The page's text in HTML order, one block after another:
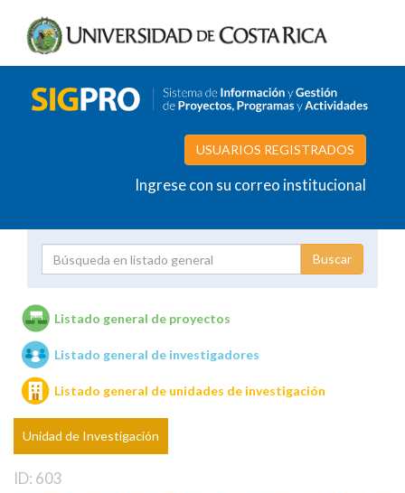
USUARIOS REGISTRADOS
Ingrese con su correo institucional
Unidades de investigación
Listado general de proyectos
Listado general de investigadores
Listado general de unidades de investigación
Unidad de Investigación
ID: 603